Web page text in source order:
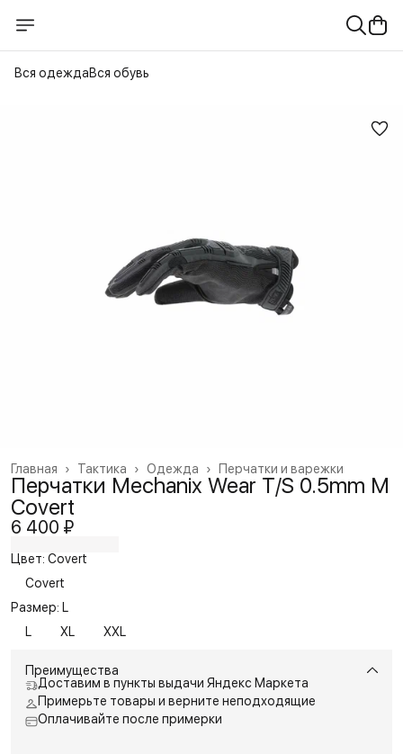
Вся одеждаВся обувь
Перчатки и варежки
Одежда ›
Тактика ›
Главная ›
Перчатки Mechanix Wear T/S 0.5mm M
Covert
6 400 ₽
Цвет: Covert
Covert
Размер: L
L
XL XXL
Преимущества
Доставим в пункты выдачи Яндекс Маркета
Примерьте товары и верните неподходящие
Оплачивайте после примерки